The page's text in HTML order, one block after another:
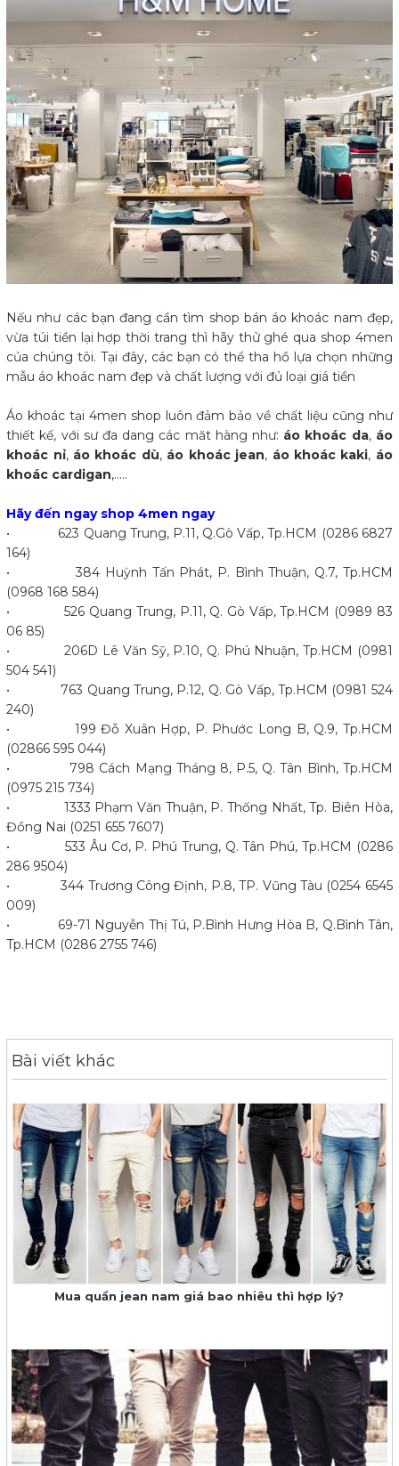
Nếu như các bạn đang cần tìm shop bán áo khoác nam đẹp,
vừa túi tiền lại hợp thời trang thì hãy thử ghé qua shop 4men
của chúng tôi. Tại đây, các bạn có thể tha hồ lựa chọn những
mẫu áo khoác nam đẹp và chất lượng với đủ loại giá tiền
Áo khoác tại 4men shop luôn đảm bảo về chất liệu cũng như
thiết kế, với sư đa dang các măt hàng như: áo khoác da, áo
khoác nỉ, áo khoác dù, áo khoác jean, áo khoác kaki, áo
khoác cardigan,.....
Hãy đến ngay shop 4men ngay
• 623 Quang Trung, P.11, Q.Gò Vấp, Tp.HCM (0286 6827
164)
• 384 Huỳnh Tấn Phát, P. Bình Thuận, Q.7, Tp.HCM
(0968 168 584)
• 526 Quang Trung, P.11, Q. Gò Vấp, Tp.HCM (0989 83
06 85)
• 206D Lê Văn Sỹ, P.10, Q. Phú Nhuận, Tp.HCM (0981
504 541)
• 763 Quang Trung, P.12, Q. Gò Vấp, Tp.HCM (0981 524
240)
• 199 Đỗ Xuân Hợp, P. Phước Long B, Q.9, Tp.HCM
(02866 595 044)
• 798 Cách Mạng Tháng 8, P.5, Q. Tân Bình, Tp.HCM
(0975 215 734)
• 1333 Phạm Văn Thuận, P. Thống Nhất, Tp. Biên Hòa,
Đồng Nai (0251 655 7607)
• 533 Âu Cơ, P. Phú Trung, Q. Tân Phú, Tp.HCM (0286
286 9504)
• 344 Trương Công Định, P.8, TP. Vũng Tàu (0254 6545
009)
• 69-71 Nguyễn Thị Tú, P.Bình Hưng Hòa B, Q.Bình Tân,
Tp.HCM (0286 2755 746)
Bài viết khác
Mua quần jean nam giá bao nhiêu thì hợp lý?